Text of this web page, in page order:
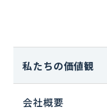
私たちの価値観
会社概要